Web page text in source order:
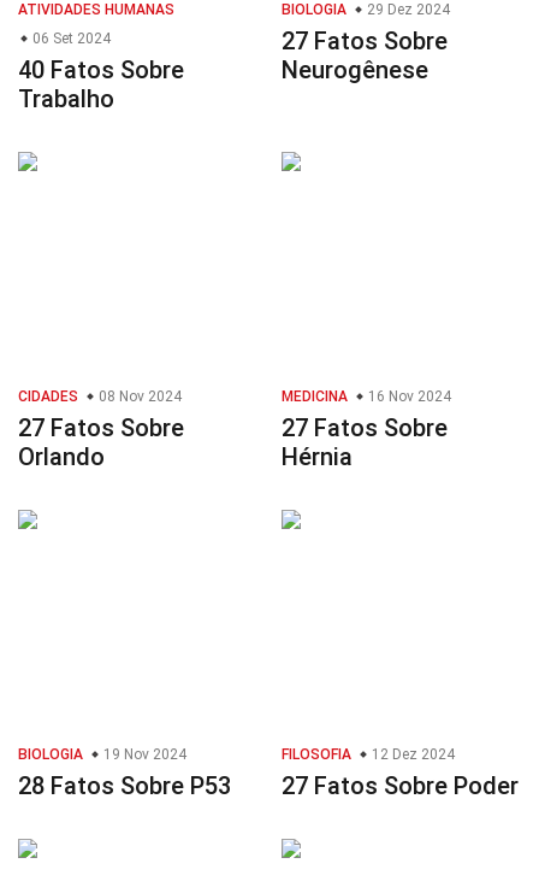
ATIVIDADES HUMANAS
06 Set 2024
40 Fatos Sobre
Trabalho
BIOLOGIA 29 Dez 2024
27 Fatos Sobre
Neurogênese
CIDADES 08 Nov 2024
27 Fatos Sobre
Orlando
MEDICINA 16 Nov 2024
27 Fatos Sobre
Hérnia
BIOLOGIA 19 Nov 2024
28 Fatos Sobre P53
FILOSOFIA 12 Dez 2024
27 Fatos Sobre Poder